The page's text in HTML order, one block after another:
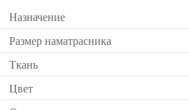
Назначение
Размер наматрасника
Ткань
Цвет